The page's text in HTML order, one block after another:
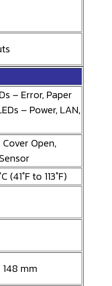
– Error, Paper
– Power, LAN,
Open,
(41°F to 113°F)
148 mm